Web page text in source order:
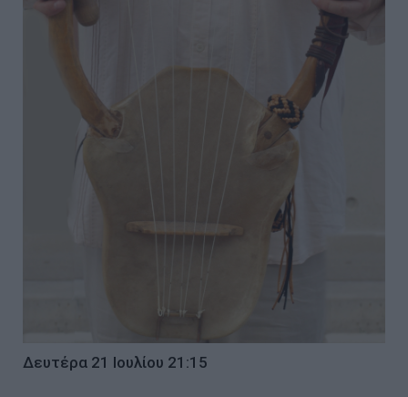
Δευτέρα 21 Ιουλίου 21:15